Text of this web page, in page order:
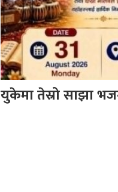
युकेमा तेस्रो साझा